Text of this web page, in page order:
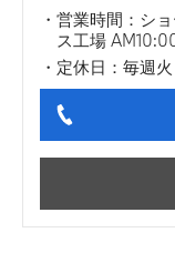
営業時間：シ
ス工場
定休日：毎週